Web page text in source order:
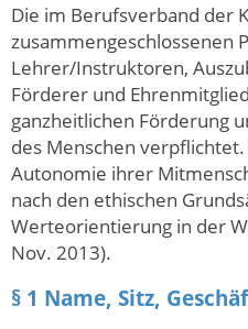
Die im Berufsverband der
zusammengeschlossenen
Lehrer/Instruktoren,
Förderer und
ganzheitlichen Förderung
des Menschen
Autonomie ihrer
nach den ethischen
Werteorientierung in der
Nov. 2013).
§ 1 Name, Sitz,